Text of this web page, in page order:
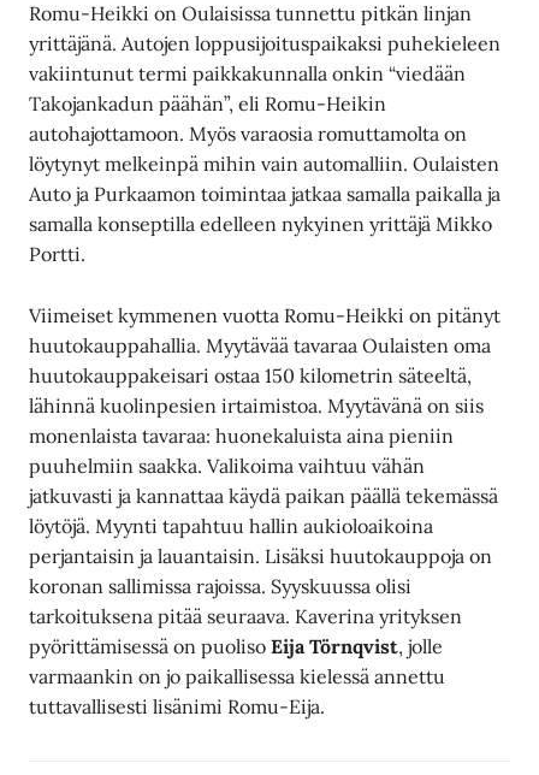
Romu-Heikki on Oulaisissa tunnettu pitkän linjan
yrittäjänä. Autojen loppusijoituspaikaksi puhekieleen
vakiintunut termi paikkakunnalla onkin “viedään
Takojankadun päähän”, eli Romu-Heikin
autohajottamoon. Myös varaosia romuttamolta on
löytynyt melkeinpä mihin vain automalliin. Oulaisten
Auto ja Purkaamon toimintaa jatkaa samalla paikalla ja
samalla konseptilla edelleen nykyinen yrittäjä Mikko
Portti.
Viimeiset kymmenen vuotta Romu-Heikki on pitänyt
huutokauppahallia. Myytävää tavaraa Oulaisten oma
huutokauppakeisari ostaa 150 kilometrin säteeltä,
lähinnä kuolinpesien irtaimistoa. Myytävänä on siis
monenlaista tavaraa: huonekaluista aina pieniin
puuhelmiin saakka. Valikoima vaihtuu vähän
jatkuvasti ja kannattaa käydä paikan päällä tekemässä
löytöjä. Myynti tapahtuu hallin aukioloaikoina
perjantaisin ja lauantaisin. Lisäksi huutokauppoja on
koronan sallimissa rajoissa. Syyskuussa olisi
tarkoituksena pitää seuraava. Kaverina yrityksen
pyörittämisessä on puolisoEija Törnqvist, jolle
varmaankin on jo paikallisessa kielessä annettu
tuttavallisesti lisänimi Romu-Eija.